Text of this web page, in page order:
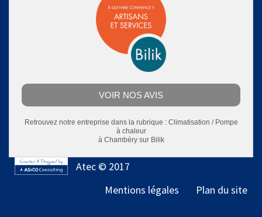
VOIR NOS AVIS
Retrouvez notre entreprise dans la rubrique : Climatisation / Pompe
à chaleur
à Chambérysur Bilik
Atec © 2017
Mentions légales
Plan du site